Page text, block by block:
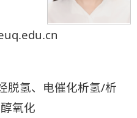
脱氢、电催化析氢/析
氧化